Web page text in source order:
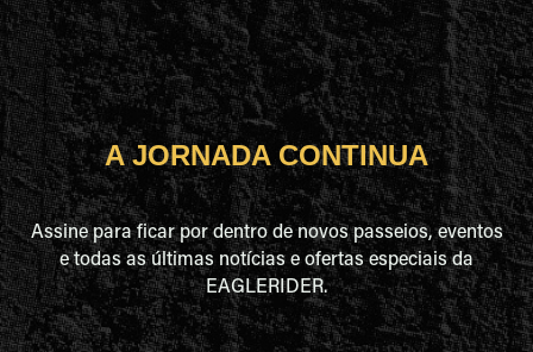
A JORNADA CONTINUA
Assine para ficar por dentro de novos passeios, eventos
e todas as últimas notícias e ofertas especiais da
EAGLERIDER.